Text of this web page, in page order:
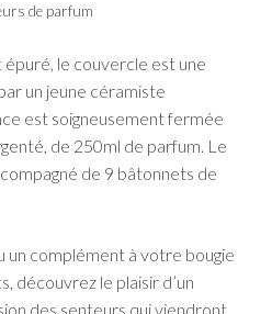
de parfum
épuré, le couvercle est une
un jeune céramiste
est soigneusement fermée
de 250ml de parfum. Le
de 9 bâtonnets de
un complément à votre bougie
découvrez le plaisir d’un
des senteurs qui viendront